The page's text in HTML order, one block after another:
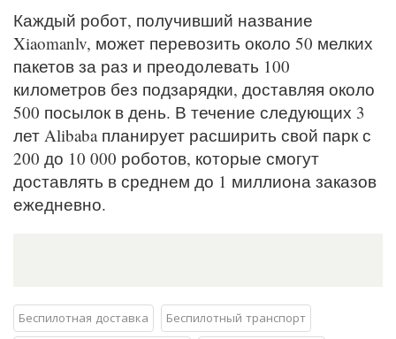
Каждый робот, получивший название
Xiaomanlv, может перевозить около 50 мелких
пакетов за раз и преодолевать 100
километров без подзарядки, доставляя около
500 посылок в день. В течение следующих 3
лет Alibaba планирует расширить свой парк с
200 до 10 000 роботов, которые смогут
доставлять в среднем до 1 миллиона заказов
ежедневно.
Беспилотная доставка
Беспилотный транспорт